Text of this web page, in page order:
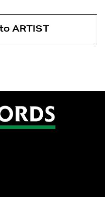
ARTIST